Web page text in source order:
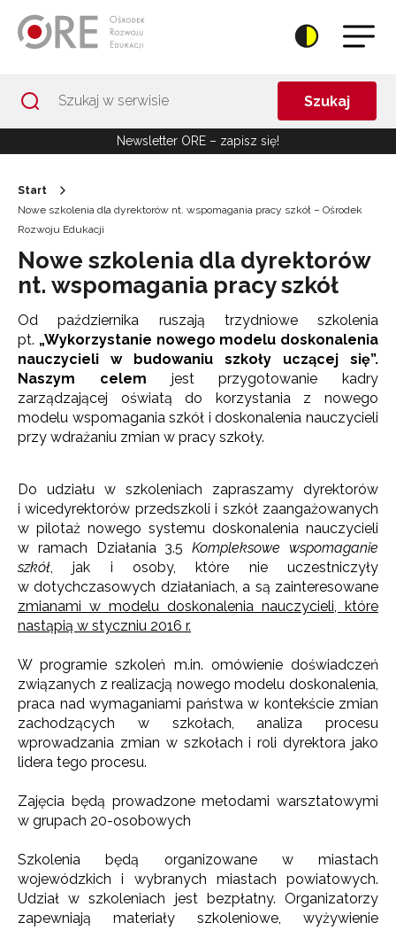
Szukaj
Newsletter ORE – zapisz się!
Start
Nowe szkolenia dla dyrektorów nt. wspomagania pracy szkół – Ośrodek
Rozwoju Edukacji
Nowe szkolenia dla dyrektorów
nt. wspomagania pracy szkół
Od października ruszają trzydniowe szkolenia
pt. „Wykorzystanie nowego modelu doskonalenia
nauczycieli w budowaniu szkoły uczącej się”.
Naszym celem jest przygotowanie kadry
zarządzającej oświatą do korzystania z nowego
modelu wspomagania szkół i doskonalenia nauczycieli
przy wdrażaniu zmian w pracy szkoły.
Do udziału w szkoleniach zapraszamy dyrektorów
i wicedyrektorów przedszkoli i szkół zaangażowanych
w pilotaż nowego systemu doskonalenia nauczycieli
w ramach Działania 3.5Kompleksowe wspomaganie
szkół, jak i osoby, które nie uczestniczyły
w dotychczasowych działaniach, a są zainteresowane
zmianami w modelu doskonalenia nauczycieli, które
nastąpią w styczniu 2016 r.
W programie szkoleń m.in. omówienie doświadczeń
związanych z realizacją nowego modelu doskonalenia,
praca nad wymaganiami państwa w kontekście zmian
zachodzących w szkołach, analiza procesu
wprowadzania zmian w szkołach i roli dyrektora jako
lidera tego procesu.
Zajęcia będą prowadzone metodami warsztatowymi
w grupach 20-osobowych
Szkolenia będą organizowane w miastach
wojewódzkich i wybranych miastach powiatowych.
Udział w szkoleniach jest bezpłatny. Organizatorzy
zapewniają materiały szkoleniowe, wyżywienie